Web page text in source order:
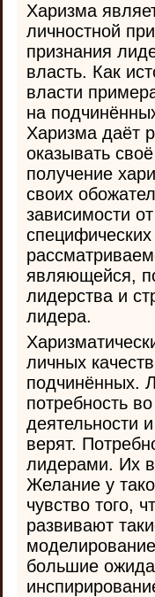
Харизма
личностной
признания
власть. Как
власти
на
Харизма даёт
оказывать
получение
своих
зависимости
являющейся,
лидерства и
лидера.
личных
подчинённых.
потребность
деятельности
верят.
лидерами. Их
Желание у
чувство того,
развивают
большие